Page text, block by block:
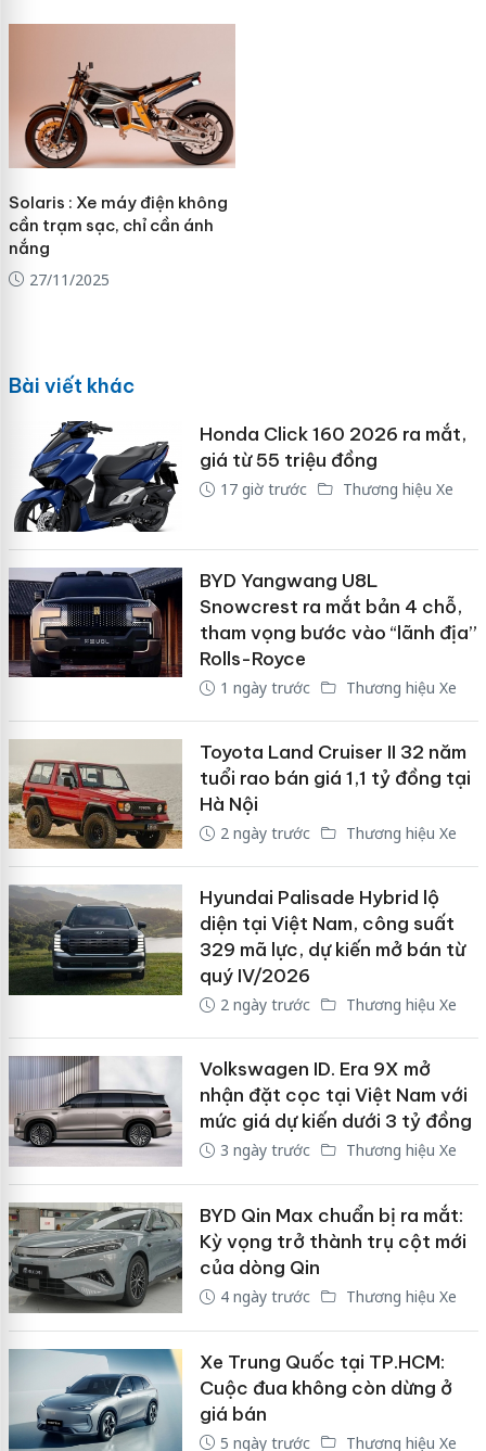
Solaris : Xe máy điện không
cần trạm sạc, chỉ cần ánh
nắng
27/11/2025
Bài viết khác
Honda Click 160 2026 ra mắt,
giá từ 55 triệu đồng
17 giờ trước Thương hiệu Xe
BYD Yangwang U8L
Snowcrest ra mắt bản 4 chỗ,
tham vọng bước vào “lãnh địa”
Rolls-Royce
1 ngày trước Thương hiệu Xe
Toyota Land Cruiser II 32 năm
tuổi rao bán giá 1,1 tỷ đồng tại
Hà Nội
2 ngày trước Thương hiệu Xe
Hyundai Palisade Hybrid lộ
diện tại Việt Nam, công suất
329 mã lực, dự kiến mở bán từ
quý IV/2026
2 ngày trước Thương hiệu Xe
Volkswagen ID. Era 9X mở
nhận đặt cọc tại Việt Nam với
mức giá dự kiến dưới 3 tỷ đồng
3 ngày trước Thương hiệu Xe
BYD Qin Max chuẩn bị ra mắt:
Kỳ vọng trở thành trụ cột mới
của dòng Qin
4 ngày trước Thương hiệu Xe
Xe Trung Quốc tại TP.HCM:
Cuộc đua không còn dừng ở
giá bán
5 ngày trước Thương hiệu Xe